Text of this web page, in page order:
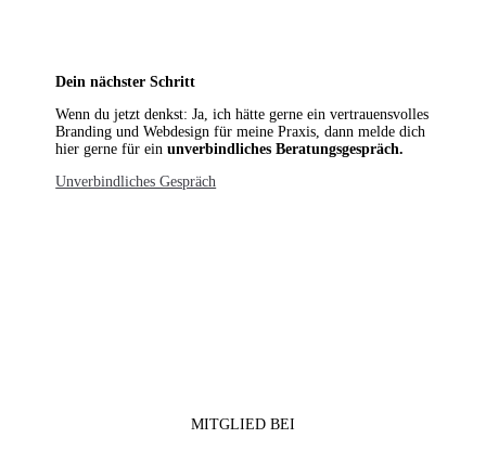
Dein nächster Schritt
Wenn du jetzt denkst: Ja, ich hätte gerne ein vertrauensvolles
Branding und Webdesign für meine Praxis, dann melde dich
hier gerne für einunverbindliches Beratungsgespräch.
Unverbindliches Gespräch
MITGLIED BEI